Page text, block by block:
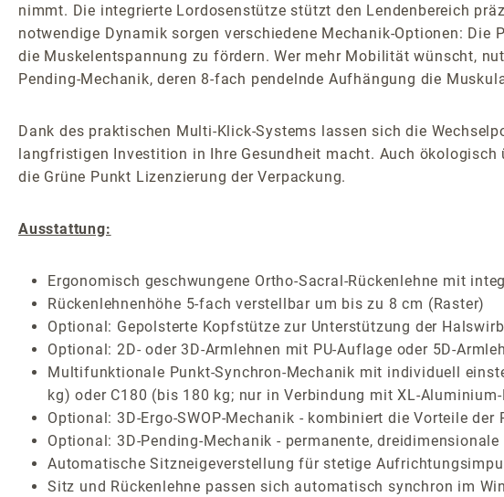
nimmt. Die integrierte Lordosenstütze stützt den Lendenbereich
notwendige Dynamik sorgen verschiedene Mechanik-Optionen:
die Muskelentspannung zu fördern. Wer mehr Mobilität wünscht,
Pending-Mechanik, deren 8-fach pendelnde Aufhängung die
Dank des praktischen Multi-Klick-Systems lassen sich die
langfristigen Investition in Ihre Gesundheit macht. Auch ökologisch
die Grüne Punkt Lizenzierung der Verpackung.
Ausstattung:
Ergonomisch geschwungene Ortho-Sacral-Rückenlehne mit
Rückenlehnenhöhe 5-fach verstellbar um bis zu 8 cm (Raster)
Optional: Gepolsterte Kopfstütze zur Unterstützung der
Optional: 2D- oder 3D-Armlehnen mit PU-Auflage oder 5D-
Multifunktionale Punkt-Synchron-Mechanik mit individuell
kg) oder C180 (bis 180 kg; nur in Verbindung mit XL-
Optional: 3D-Ergo-SWOP-Mechanik - kombiniert die Vorteile
Optional: 3D-Pending-Mechanik - permanente,
Automatische Sitzneigeverstellung für stetige
Sitz und Rückenlehne passen sich automatisch synchron im